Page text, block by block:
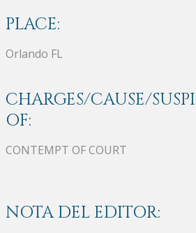
PLACE:
Orlando FL
CHARGES/CAUSE/
OF:
CONTEMPT OF COURT
NOTA DEL EDITOR: